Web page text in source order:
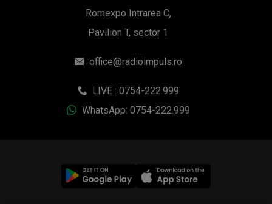
Romexpo Intrarea C,
Pavilion T, sector 1
office@radioimpuls.ro
LIVE : 0754-222.999
WhatsApp: 0754-222.999